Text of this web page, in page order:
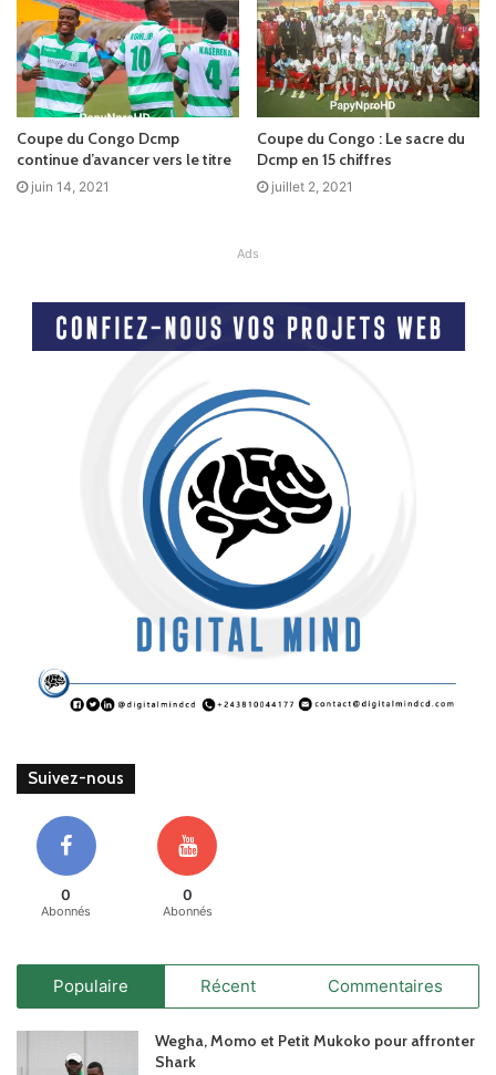
Coupe du Congo Dcmp
continue d’avancer vers le titre
juin 14, 2021
Coupe du Congo : Le sacre du
Dcmp en 15 chiffres
juillet 2, 2021
Ads
Suivez-nous
0
Abonnés
0
Abonnés
Populaire Récent Commentaires
Wegha, Momo et Petit Mukoko pour affronter
Shark